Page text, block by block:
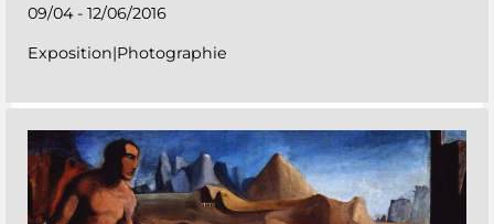
09/04 - 12/06/2016
Exposition|Photographie